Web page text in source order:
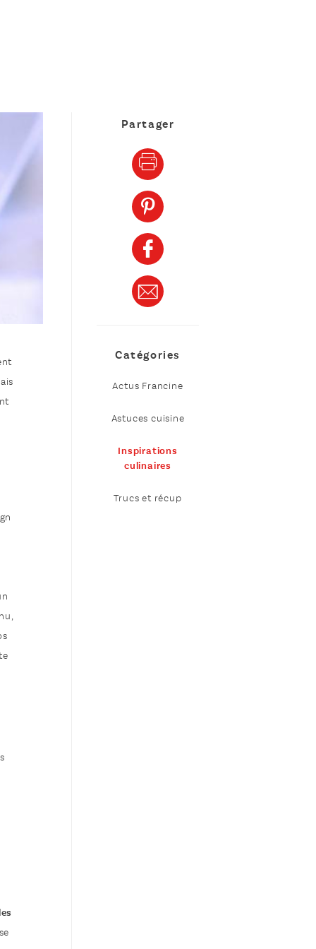
Partager
Catégories
Actus Francine
Astuces cuisine
Inspirations
culinaires
Trucs et récup